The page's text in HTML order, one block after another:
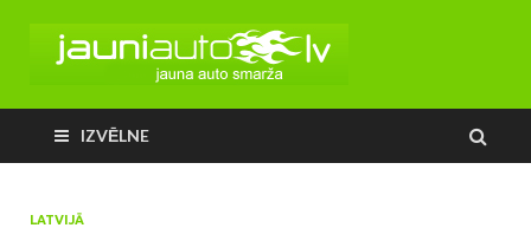
IZVĒLNE
LATVIJĀ